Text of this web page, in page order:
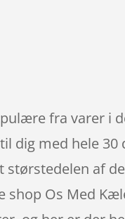
fra varer i
dig med hele 30
størstedelen af
shop Os Med